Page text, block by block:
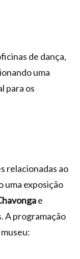
de dança,
uma
para os
relacionadas ao
uma exposição
e
A programação